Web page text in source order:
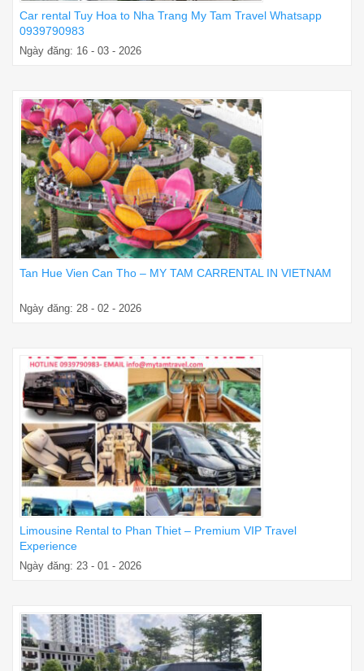
Car rental Tuy Hoa to Nha Trang My Tam Travel Whatsapp
0939790983
Ngày đăng: 16 - 03 - 2026
Tan Hue Vien Can Tho – MY TAM CARRENTAL IN VIETNAM
Ngày đăng: 28 - 02 - 2026
Limousine Rental to Phan Thiet – Premium VIP Travel
Experience
Ngày đăng: 23 - 01 - 2026